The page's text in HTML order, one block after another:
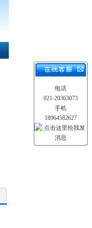
电话
021-20363073
手机
18964582627